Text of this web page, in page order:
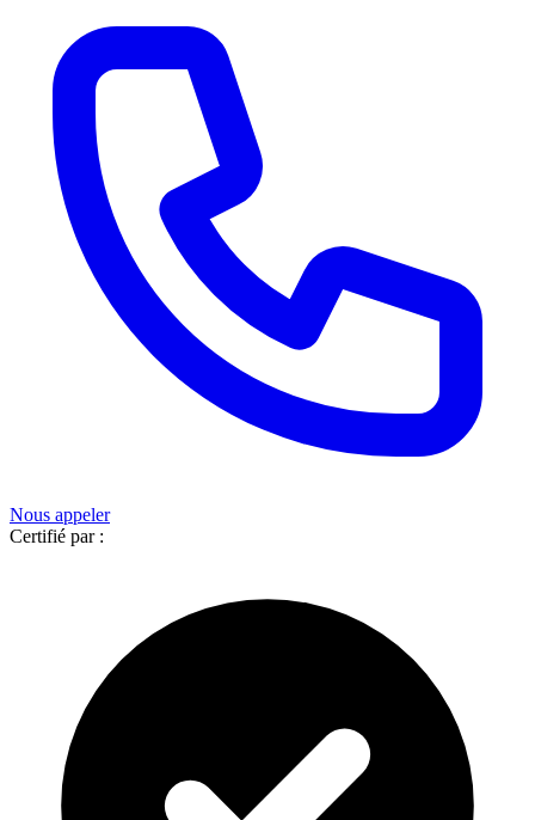
Nous appeler
Certifié par :